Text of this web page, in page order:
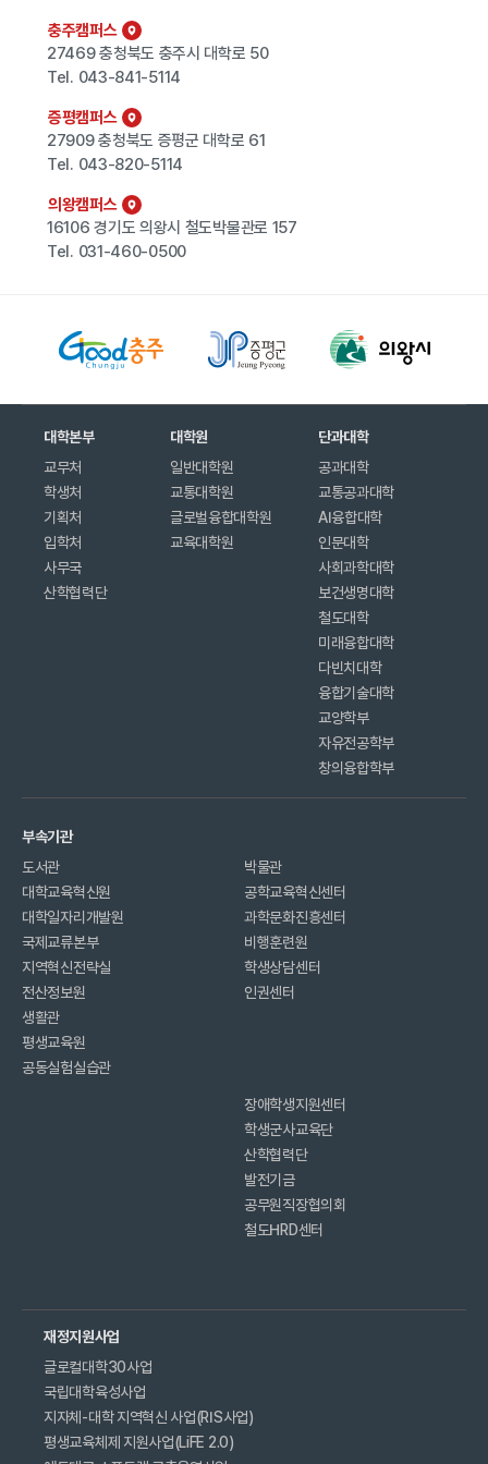
충주캠퍼스
27469 충청북도 충주시 대학로 50
Tel. 043-841-5114
증평캠퍼스
27909 충청북도 증평군 대학로 61
Tel. 043-820-5114
의왕캠퍼스
16106 경기도 의왕시 철도박물관로 157
Tel. 031-460-0500
대학본부
교무처
학생처
기획처
입학처
사무국
산학협력단
대학원
일반대학원
교통대학원
글로벌융합대학원
교육대학원
단과대학
공과대학
교통공과대학
AI융합대학
인문대학
사회과학대학
보건생명대학
철도대학
미래융합대학
다빈치대학
융합기술대학
교양학부
자유전공학부
창의융합학부
부속기관
도서관
대학교육혁신원
대학일자리개발원
국제교류본부
지역혁신전략실
전산정보원
생활관
평생교육원
공동실험실습관
박물관
공학교육혁신센터
과학문화진흥센터
비행훈련원
학생상담센터
인권센터
장애학생지원센터
학생군사교육단
산학협력단
발전기금
공무원직장협의회
철도HRD센터
재정지원사업
글로컬대학30사업
국립대학육성사업
지자체-대학 지역혁신 사업(RIS사업)
평생교육체제 지원사업(LiFE 2.0)